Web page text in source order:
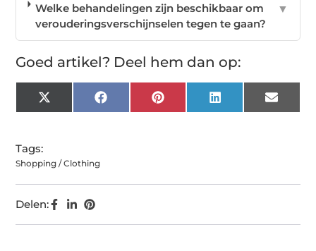
Welke behandelingen zijn beschikbaar om
verouderingsverschijnselen tegen te gaan?
▼
Goed artikel? Deel hem dan op:
X
(Twitter)
FacebookPinterest LinkedIn Email
Tags:
Shopping / Clothing
Delen: